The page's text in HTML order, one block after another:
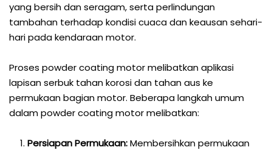
yang bersih dan seragam, serta perlindungan
tambahan terhadap kondisi cuaca dan keausan sehari-
hari pada kendaraan motor.
Proses powder coating motor melibatkan aplikasi
lapisan serbuk tahan korosi dan tahan aus ke
permukaan bagian motor. Beberapa langkah umum
dalam powder coating motor melibatkan:
Persiapan Permukaan:Membersihkan permukaan